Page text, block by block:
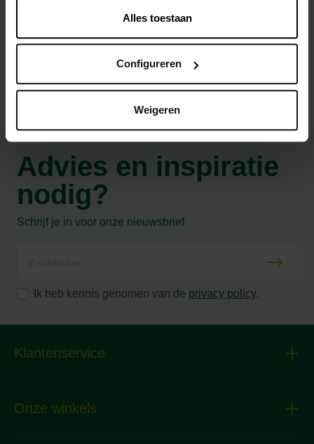
Alles toestaan
Configureren
Weigeren
Productspecificaties
Advies en inspiratie
nodig?
Schrijf je in voor onze nieuwsbrief
Ik heb kennis genomen van de privacy policy.
Klantenservice
Onze winkels